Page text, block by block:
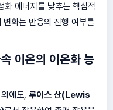
에너지를 낮추는 핵심적
화는 반응의 진행 여부를
이온의 이온화 능
에도, 루이스 산(Lewis